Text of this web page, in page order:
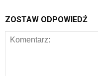
ZOSTAW ODPOWIEDŹ